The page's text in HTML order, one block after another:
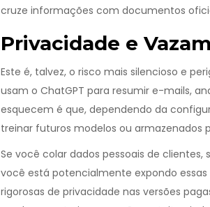
cruze informações com documentos
Privacidade e
Este é, talvez, o risco mais silencioso e
usam o ChatGPT para resumir e-mails,
esquecem é que, dependendo da
treinar futuros modelos ou armazenados
Se você colar dados pessoais de
você está potencialmente expondo
rigorosas de privacidade nas versões